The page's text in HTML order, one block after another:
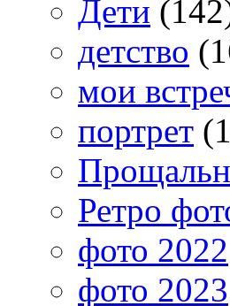
Дети
детство
мои
портрет
Ретро
фото 2022
фото 2023